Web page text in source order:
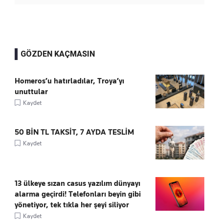
GÖZDEN KAÇMASIN
Homeros’u hatırladılar, Troya’yı
unuttular
Kaydet
50 BİN TL TAKSİT, 7 AYDA TESLİM
Kaydet
13 ülkeye sızan casus yazılım dünyayı
alarma geçirdi! Telefonları beyin gibi
yönetiyor, tek tıkla her şeyi siliyor
Kaydet